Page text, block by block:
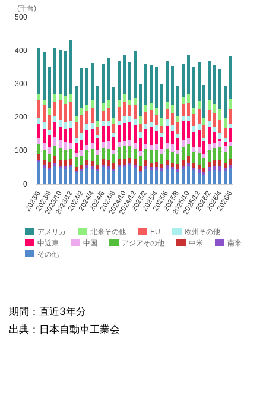
アメリカ 北米その他 EU
欧州その他
中近東
中国 アジアその他 中米
南米
その他
2023/62023/82023/102023/122024/22024/42024/62024/82024/102024/122025/22025/42025/62025/82025/102025/122026/22026/42026/6
0
100
200
300
400
500
(千台)
期間：直近3年分
出典：日本自動車工業会